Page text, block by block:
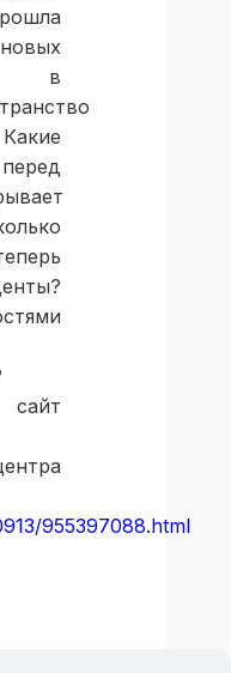
в
955397088.html